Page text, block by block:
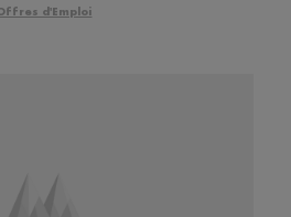
d'Emploi